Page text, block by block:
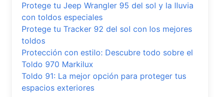
Protege tu Jeep Wrangler 95 del sol y la lluvia
con toldos especiales
Protege tu Tracker 92 del sol con los mejores
toldos
Protección con estilo: Descubre todo sobre el
Toldo 970 Markilux
Toldo 91: La mejor opción para proteger tus
espacios exteriores